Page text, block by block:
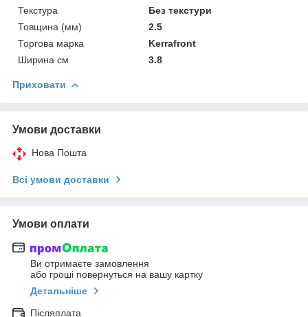
Текстура
Без текстури
Товщина (мм)
2.5
Торгова марка
Kerrafront
Ширина см
3.8
Приховати
Умови доставки
Нова Пошта
Всі умови доставки
Умови оплати
Ви отримаєте замовлення
або гроші повернуться на вашу картку
Детальніше
Післяплата